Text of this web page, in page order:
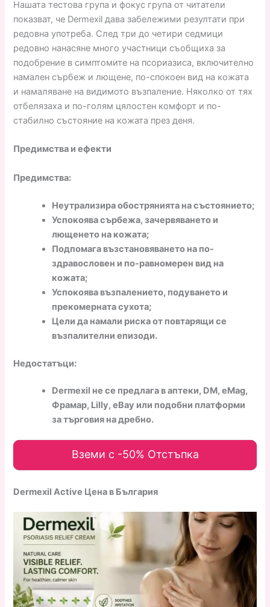
Нашата тестова група и фокус група от читатели
показват, че Dermexil дава забележими резултати при
редовна употреба. След три до четири седмици
редовно нанасяне много участници съобщиха за
подобрение в симптомите на псориазиса, включително
намален сърбеж и лющене, по-спокоен вид на кожата
и намаляване на видимото възпаление. Няколко от тях
отбелязаха и по-голям цялостен комфорт и по-
стабилно състояние на кожата през деня.
Предимства и ефекти
Предимства:
Неутрализира обострянията на състоянието;
Успокоява сърбежа, зачервяването и
лющенето на кожата;
Подпомага възстановяването на по-
здравословен и по-равномерен вид на
кожата;
Успокоява възпалението, подуването и
прекомерната сухота;
Цели да намали риска от повтарящи се
възпалителни епизоди.
Недостатъци:
Dermexil не се предлага в аптеки, DM, eMag,
Фрамар, Lilly, eBay или подобни платформи
за търговия на дребно.
Вземи с -50% Отстъпка
Dermexil Active Цена в България